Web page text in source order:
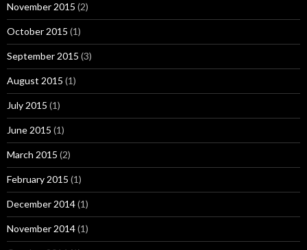
November 2015 (2)
October 2015 (1)
September 2015 (3)
August 2015 (1)
July 2015 (1)
June 2015 (1)
March 2015 (2)
February 2015 (1)
December 2014(1)
November 2014(1)